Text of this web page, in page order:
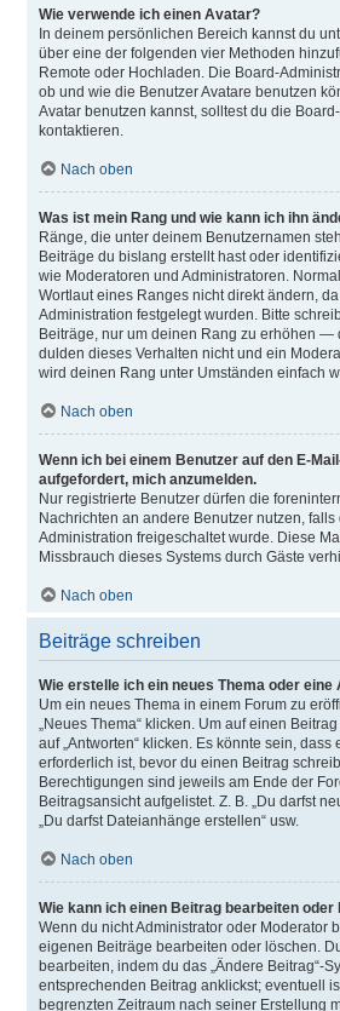
Wie verwende ich einen Avatar?
In deinem persönlichen Bereich kannst du
über eine der folgenden vier Methoden
Remote oder Hochladen. Die Board-
ob und wie die Benutzer Avatare benutzen
Avatar benutzen kannst, solltest du die
kontaktieren.
Nach oben
Was ist mein Rang und wie kann ich ihn
Ränge, die unter deinem Benutzernamen
Beiträge du bislang erstellt hast oder
wie Moderatoren und Administratoren.
Wortlaut eines Ranges nicht direkt ändern,
Administration festgelegt wurden. Bitte
Beiträge, nur um deinen Rang zu erhöhen —
dulden dieses Verhalten nicht und ein
wird deinen Rang unter Umständen einfach
Nach oben
Wenn ich bei einem Benutzer auf den E-
aufgefordert, mich anzumelden.
Nur registrierte Benutzer dürfen die
Nachrichten an andere Benutzer nutzen,
Administration freigeschaltet wurde. Diese
Missbrauch dieses Systems durch Gäste
Nach oben
Beiträge schreiben
Wie erstelle ich ein neues Thema oder eine
Um ein neues Thema in einem Forum zu
„Neues Thema“ klicken. Um auf einen
auf „Antworten“ klicken. Es könnte sein, dass
erforderlich ist, bevor du einen Beitrag
Berechtigungen sind jeweils am Ende der
Beitragsansicht aufgelistet. Z. B. „Du darfst
„Du darfst Dateianhänge erstellen“ usw.
Nach oben
Wie kann ich einen Beitrag bearbeiten oder
Wenn du nicht Administrator oder Moderator
eigenen Beiträge bearbeiten oder löschen.
bearbeiten, indem du das „Ändere Beitrag“-
entsprechenden Beitrag anklickst; eventuell
begrenzten Zeitraum nach seiner Erstellung